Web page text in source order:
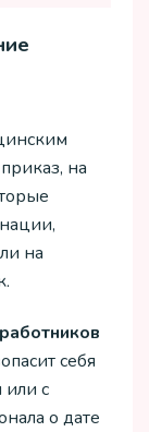
на
на
себя
или с
о дате